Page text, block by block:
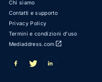
Chi siamo
Contatti e supporto
Privacy Policy
Termini e condizioni d'uso
open_in_new
Mediaddress.com